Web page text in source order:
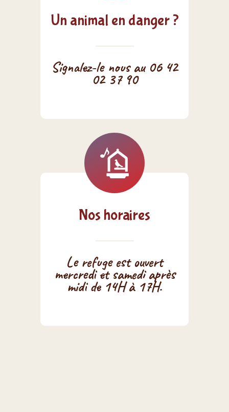
Un animal en danger ?
Signalez-le nous au 06 42
02 37 90
Nos horaires
Le refuge est ouvert
mercredi et samedi après
midi de 14H à 17H.